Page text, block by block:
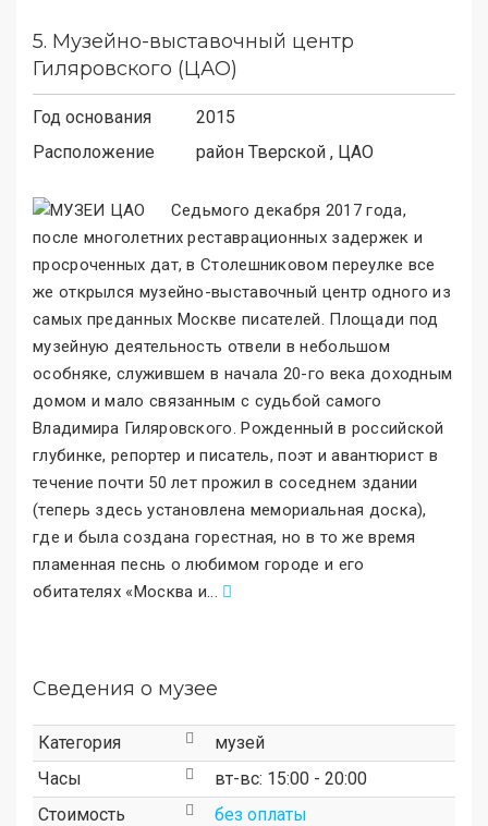
5. Музейно-выставочный центр
Гиляровского (ЦАО)
Год основания
2015
Расположение
район Тверской , ЦАО
Седьмого декабря 2017 года,
после многолетних реставрационных задержек и
просроченных дат, в Столешниковом переулке все
же открылся музейно-выставочный центр одного из
самых преданных Москве писателей. Площади под
музейную деятельность отвели в небольшом
особняке, служившем в начала 20-го века доходным
домом и мало связанным с судьбой самого
Владимира Гиляровского. Рожденный в российской
глубинке, репортер и писатель, поэт и авантюрист в
течение почти 50 лет прожил в соседнем здании
(теперь здесь установлена мемориальная доска),
где и была создана горестная, но в то же время
пламенная песнь о любимом городе и его
обитателях «Москва и...
Сведения о музее
Категория
музей
Часы
вт-вс: 15:00 - 20:00
Стоимость
без оплаты